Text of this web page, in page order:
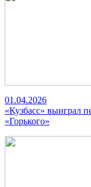
01.04.2026
«Кузбасс» выиграл
«Горького»